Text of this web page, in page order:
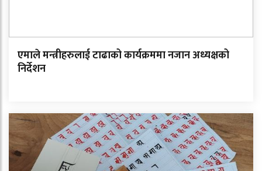
एमाले मन्त्रीहरुलाई टाढाको कार्यक्रममा नजान अध्यक्षको
निर्देशन